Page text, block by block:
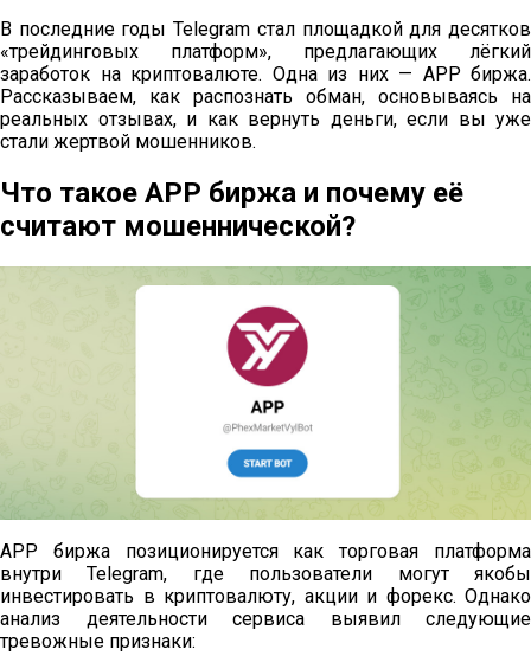
В последние годы Telegram стал площадкой для десятков
«трейдинговых платформ», предлагающих лёгкий
заработок на криптовалюте. Одна из них — APP биржа.
Рассказываем, как распознать обман, основываясь на
реальных отзывах, и как вернуть деньги, если вы уже
стали жертвой мошенников.
Что такое APP биржа и почему её
считают мошеннической?
APP биржа позиционируется как торговая платформа
внутри Telegram, где пользователи могут якобы
инвестировать в криптовалюту, акции и форекс. Однако
анализ деятельности сервиса выявил следующие
тревожные признаки: